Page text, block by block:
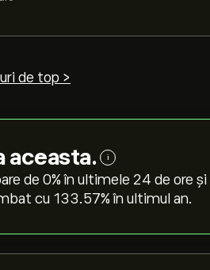
de top >
aceasta. i
de ‎0‎% în ultimele 24 de ore și
cu ‎133.57‎% în ultimul an.